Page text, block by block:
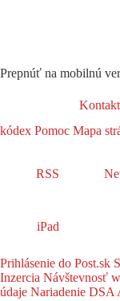
Prepnúť na mobilnú
kódex Pomoc Mapa
RSS
iPad
Prihlásenie do Post.sk
Inzercia Návštevnosť
údaje Nariadenie DSA